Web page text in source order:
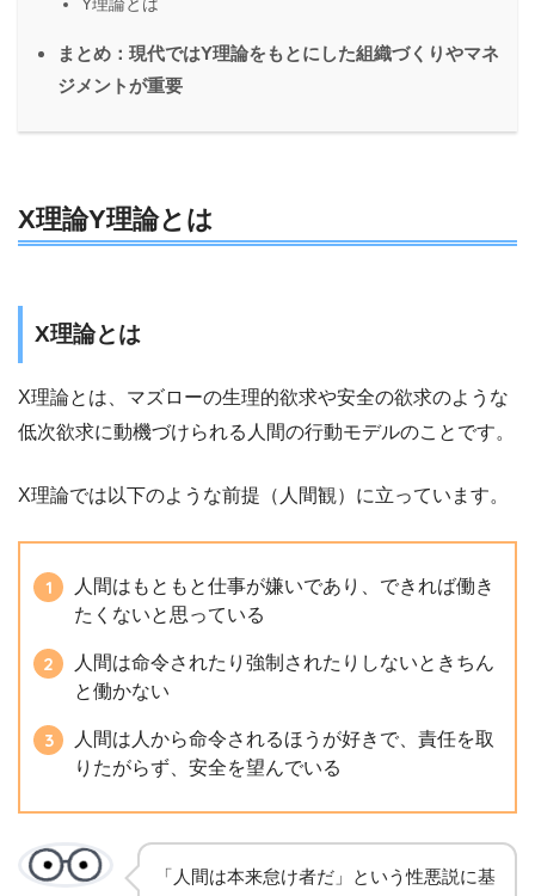
まとめ：現代ではY理論をもとにした組織づくりやマネ
ジメントが重要
X理論Y理論とは
X理論とは
X理論とは、マズローの生理的欲求や安全の欲求のような
低次欲求に動機づけられる人間の行動モデルのことです。
X理論では以下のような前提（人間観）に立っています。
人間はもともと仕事が嫌いであり、できれば働き
たくないと思っている
人間は命令されたり強制されたりしないときちん
と働かない
人間は人から命令されるほうが好きで、責任を取
りたがらず、安全を望んでいる
「人間は本来怠け者だ」という性悪説に基